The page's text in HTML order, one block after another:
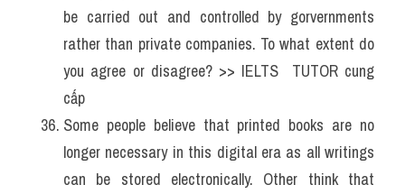
be carried out and controlled by gorvernments
rather than private companies. To what extent do
you agree or disagree? >> IELTS  TUTOR cung
cấp
Some people believe that printed books are no
longer necessary in this digital era as all writings
can be stored electronically. Other think that